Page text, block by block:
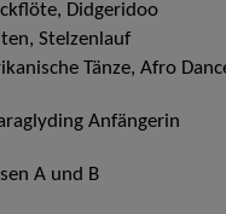
Didgeridoo
Stelzenlauf
Tänze, Afro
Anfängerin
A und B